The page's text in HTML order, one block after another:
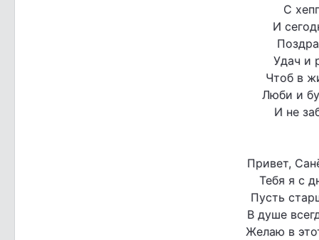
C
И
Удач и
Чтоб в
Люби и
И не
Привет,
Тебя я с
Пусть
В душе
Желаю в